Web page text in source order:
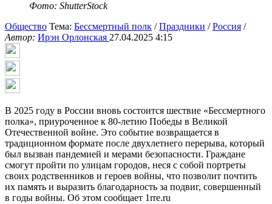
Фото: ShutterStock
Общество Тема: Бессмертный полк /Праздники /Россия /
Автор: Ирэн Орлонская 27.04.2025 4:15
В 2025 году в России вновь состоится шествие «Бессмертного
полка», приуроченное к 80-летию Победы в Великой
Отечественной войне. Это событие возвращается в
традиционном формате после двухлетнего перерыва, который
был вызван пандемией и мерами безопасности. Граждане
смогут пройти по улицам городов, неся с собой портреты
своих родственников и героев войны, что позволит почтить
их память и выразить благодарность за подвиг, совершенный
в годы войны. Об этом сообщает 1rre.ru